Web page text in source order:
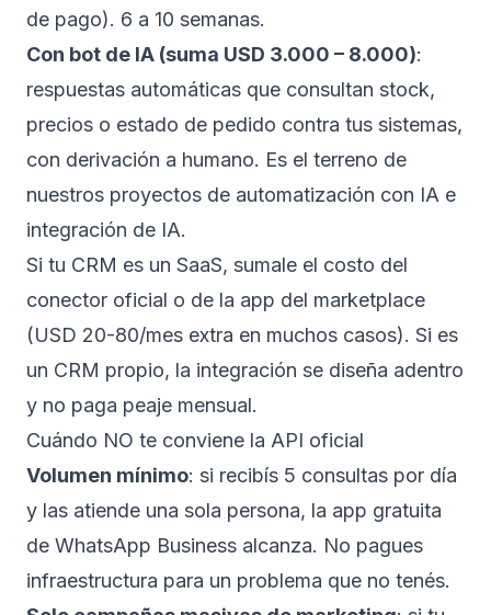
de pago). 6 a 10 semanas.
Con bot de IA (suma USD 3.000 – 8.000):
respuestas automáticas que consultan stock,
precios o estado de pedido contra tus sistemas,
con derivación a humano. Es el terreno de
nuestros proyectos de automatización con IA e
integración de IA.
Si tu CRM es un SaaS, sumale el costo del
conector oficial o de la app del marketplace
(USD 20-80/mes extra en muchos casos). Si es
un CRM propio, la integración se diseña adentro
y no paga peaje mensual.
Cuándo NO te conviene la API oficial
Volumen mínimo: si recibís 5 consultas por día
y las atiende una sola persona, la app gratuita
de WhatsApp Business alcanza. No pagues
infraestructura para un problema que no tenés.